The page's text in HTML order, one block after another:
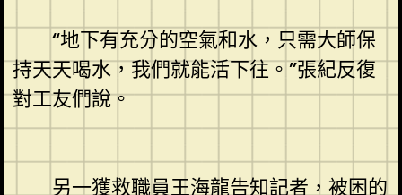
“地下有充分的空氣和水，只需大師保
持天天喝水，我們就能活下往。”張紀反復
對工友們說。
另一獲救職員王海龍告知記者，被困的